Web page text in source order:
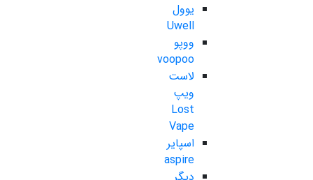
یوول
Uwell
ووپو
voopoo
لاست
ویپ
Lost
Vape
اسپایر
aspire